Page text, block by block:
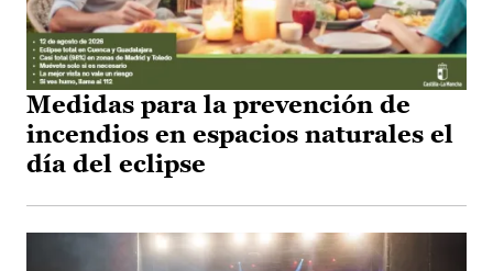
Medidas para la prevención de
incendios en espacios naturales el
día del eclipse